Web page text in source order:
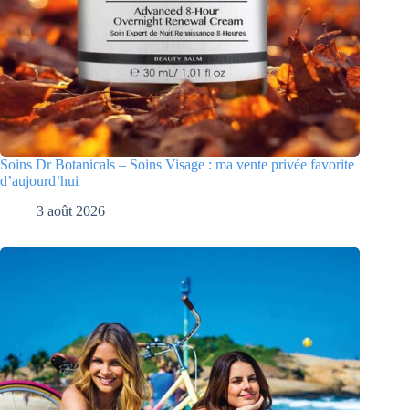
Soins Dr Botanicals – Soins Visage : ma vente privée favorite
d’aujourd’hui
3 août 2026